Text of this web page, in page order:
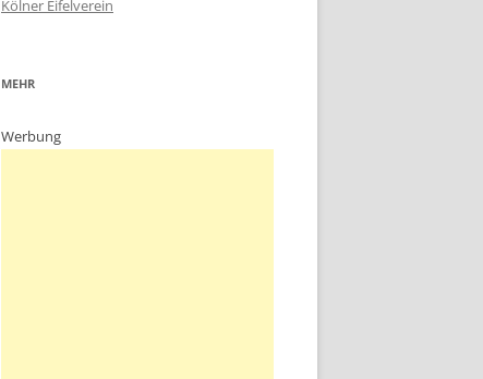
Kölner Eifelverein
MEHR
Werbung